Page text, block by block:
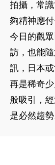
拍攝，常
夠精神應
今日的觀
訪，也能
訊，日本
再是稀奇
般吸引，
是必然趨勢